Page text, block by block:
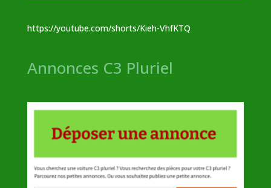
https://youtube.com/shorts/Kieh-VhfKTQ
Annonces C3 Pluriel